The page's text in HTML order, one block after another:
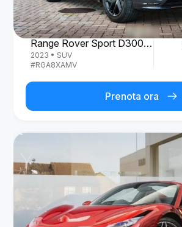
Land Rover
Range Rover Sport D300 R-Dynamic SE
2023 • SUV
#RGA8XAMV
Prenota ora